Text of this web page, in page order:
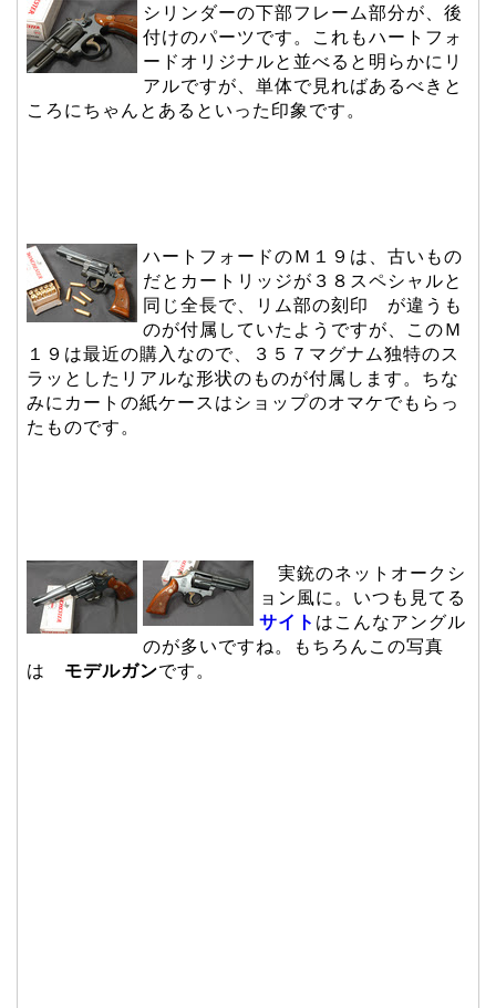
シリンダーの下部フレーム部分が、後
付けのパーツです。これもハートフォ
ードオリジナルと並べると明らかにリ
アルですが、単体で見ればあるべきと
ころにちゃんとあるといった印象です。
ハートフォードのＭ１９は、古いもの
だとカートリッジが３８スペシャルと
同じ全長で、リム部の刻印 が違うも
のが付属していたようですが、このＭ
１９は最近の購入なので、３５７マグナム独特のス
ラッとしたリアルな形状のものが付属します。ちな
みにカートの紙ケースはショップのオマケでもらっ
たものです。
実銃のネットオークシ
ョン風に。いつも見てる
サイト はこんなアングル
のが多いですね。もちろんこの写真
は モデルガンです。